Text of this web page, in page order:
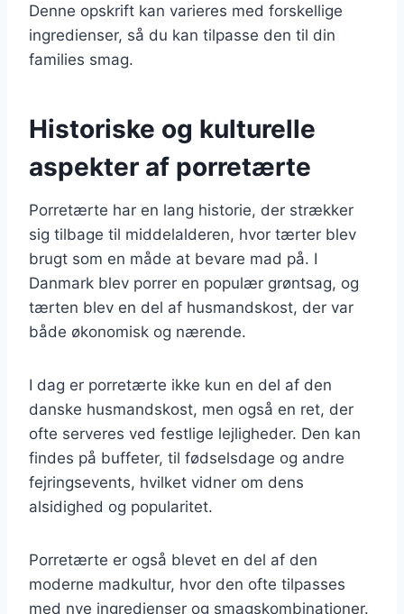
Denne opskrift kan varieres med forskellige
ingredienser, så du kan tilpasse den til din
families smag.
Historiske og kulturelle
aspekter af porretærte
Porretærte har en lang historie, der strækker
sig tilbage til middelalderen, hvor tærter blev
brugt som en måde at bevare mad på. I
Danmark blev porrer en populær grøntsag, og
tærten blev en del af husmandskost, der var
både økonomisk og nærende.
I dag er porretærte ikke kun en del af den
danske husmandskost, men også en ret, der
ofte serveres ved festlige lejligheder. Den kan
findes på buffeter, til fødselsdage og andre
fejringsevents, hvilket vidner om dens
alsidighed og popularitet.
Porretærte er også blevet en del af den
moderne madkultur, hvor den ofte tilpasses
med nye ingredienser og smagskombinationer.